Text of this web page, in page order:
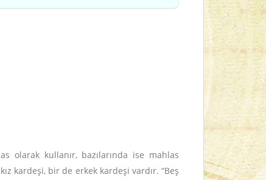
olarak kullanır, bazılarında ise mahlas
kardeşi, bir de erkek kardeşi vardır. “Beş